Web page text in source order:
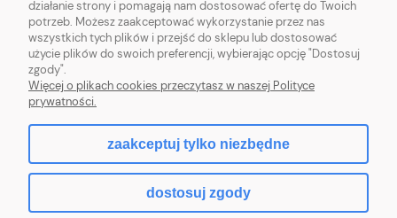
INFORMACJE
O NAS
Sklep internetowy Shoper.pl
działanie strony i pomagają nam dostosować ofertę do Twoich
potrzeb. Możesz zaakceptować wykorzystanie przez nas
wszystkich tych plików i przejść do sklepu lub dostosować
użycie plików do swoich preferencji, wybierając opcję "Dostosuj
zgody".
Więcej o plikach cookies przeczytasz w naszej Polityce
prywatności.
zaakceptuj tylko niezbędne
dostosuj zgody